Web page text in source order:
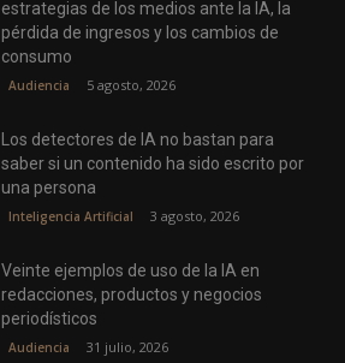
estrategias de los medios ante la IA, la
pérdida de ingresos y los cambios de
consumo
Audiencia 5 agosto, 2026
Los detectores de IA no bastan para
saber si un contenido ha sido escrito por
una persona
Inteligencia Artificial 3 agosto, 2026
Veinte ejemplos de uso de la IA en
redacciones, productos y negocios
periodísticos
Audiencia 31 julio, 2026